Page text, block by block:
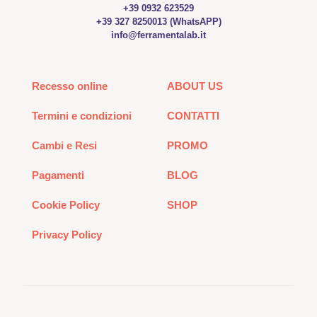
+39 0932 623529
+39 327 8250013 (WhatsAPP)
info@ferramentalab.it
Recesso online
Termini e condizioni
Cambi e Resi
Pagamenti
Cookie Policy
Privacy Policy
ABOUT US
CONTATTI
PROMO
BLOG
SHOP